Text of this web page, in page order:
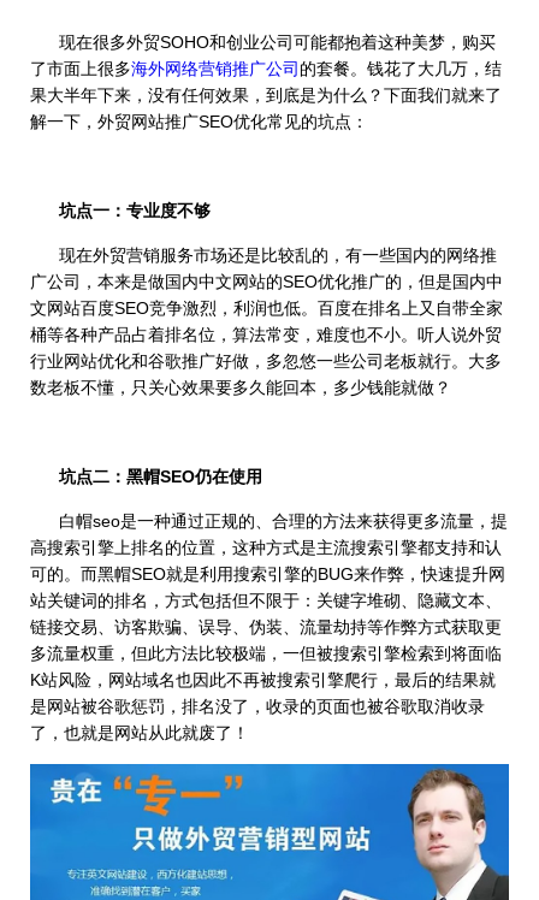
现在很多外贸SOHO和创业公司可能都抱着这种美梦，购买
了市面上很多海外网络营销推广公司 的套餐。钱花了大几万，结
果大半年下来，没有任何效果，到底是为什么？下面我们就来了
解一下，外贸网站推广SEO优化常见的坑点：
坑点一：专业度不够
现在外贸营销服务市场还是比较乱的，有一些国内的网络推
广公司，本来是做国内中文网站的SEO优化推广的，但是国内中
文网站百度SEO竞争激烈，利润也低。百度在排名上又自带全家
桶等各种产品占着排名位，算法常变，难度也不小。听人说外贸
行业网站优化和谷歌推广好做，多忽悠一些公司老板就行。大多
数老板不懂，只关心效果要多久能回本，多少钱能就做？
坑点二：黑帽SEO仍在使用
白帽seo是一种通过正规的、合理的方法来获得更多流量，提
高搜索引擎上排名的位置，这种方式是主流搜索引擎都支持和认
可的。而黑帽SEO就是利用搜索引擎的BUG来作弊，快速提升网
站关键词的排名，方式包括但不限于：关键字堆砌、隐藏文本、
链接交易、访客欺骗、误导、伪装、流量劫持等作弊方式获取更
多流量权重，但此方法比较极端，一但被搜索引擎检索到将面临
K站风险，网站域名也因此不再被搜索引擎爬行，最后的结果就
是网站被谷歌惩罚，排名没了，收录的页面也被谷歌取消收录
了，也就是网站从此就废了！